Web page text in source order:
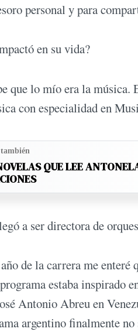
personal y para
en su vida?
que lo mío era la música.
con especialidad en
QUE LEE
a ser directora de
de la carrera me
estaba inspirado
Antonio Abreu en
argentino finalmente